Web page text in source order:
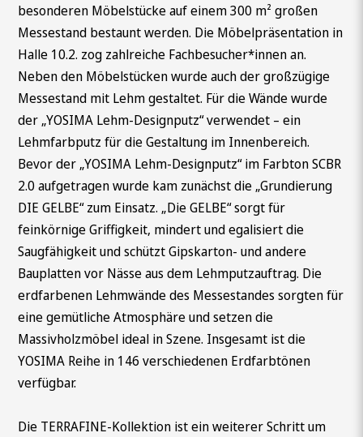
besonderen Möbelstücke auf einem 300 m² großen
Messestand bestaunt werden. Die Möbelpräsentation in
Halle 10.2. zog zahlreiche Fachbesucher*innen an.
Neben den Möbelstücken wurde auch der großzügige
Messestand mit Lehm gestaltet. Für die Wände wurde
der „YOSIMA Lehm-Designputz“ verwendet – ein
Lehmfarbputz für die Gestaltung im Innenbereich.
Bevor der „YOSIMA Lehm-Designputz“ im Farbton SCBR
2.0 aufgetragen wurde kam zunächst die „Grundierung
DIE GELBE“ zum Einsatz. „Die GELBE“ sorgt für
feinkörnige Griffigkeit, mindert und egalisiert die
Saugfähigkeit und schützt Gipskarton- und andere
Bauplatten vor Nässe aus dem Lehmputzauftrag. Die
erdfarbenen Lehmwände des Messestandes sorgten für
eine gemütliche Atmosphäre und setzen die
Massivholzmöbel ideal in Szene. Insgesamt ist die
YOSIMA Reihe in 146 verschiedenen Erdfarbtönen
verfügbar.
Die TERRAFINE-Kollektion ist ein weiterer Schritt um